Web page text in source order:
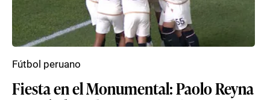
Fiesta en el Monumental: Paolo Reyna
Fútbol peruano